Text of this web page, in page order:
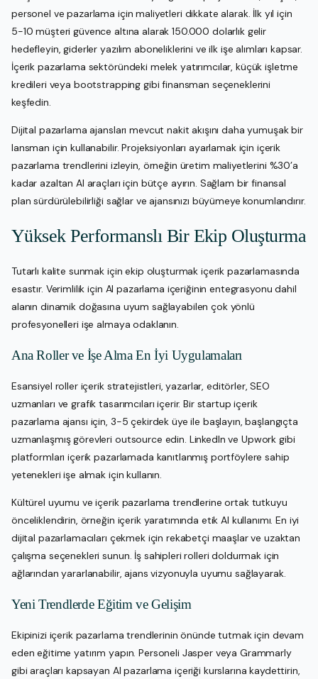
personel ve pazarlama için maliyetleri dikkate alarak. İlk yıl için
5-10 müşteri güvence altına alarak 150.000 dolarlık gelir
hedefleyin, giderler yazılım aboneliklerini ve ilk işe alımları kapsar.
İçerik pazarlama sektöründeki melek yatırımcılar, küçük işletme
kredileri veya bootstrapping gibi finansman seçeneklerini
keşfedin.
Dijital pazarlama ajansları mevcut nakit akışını daha yumuşak bir
lansman için kullanabilir. Projeksiyonları ayarlamak için içerik
pazarlama trendlerini izleyin, örneğin üretim maliyetlerini %30’a
kadar azaltan AI araçları için bütçe ayırın. Sağlam bir finansal
plan sürdürülebilirliği sağlar ve ajansınızı büyümeye konumlandırır.
Yüksek Performanslı Bir Ekip Oluşturma
Tutarlı kalite sunmak için ekip oluşturmak içerik pazarlamasında
esastır. Verimlilik için AI pazarlama içeriğinin entegrasyonu dahil
alanın dinamik doğasına uyum sağlayabilen çok yönlü
profesyonelleri işe almaya odaklanın.
Ana Roller ve İşe Alma En İyi Uygulamaları
Esansiyel roller içerik stratejistleri, yazarlar, editörler, SEO
uzmanları ve grafik tasarımcıları içerir. Bir startup içerik
pazarlama ajansı için, 3-5 çekirdek üye ile başlayın, başlangıçta
uzmanlaşmış görevleri outsource edin. LinkedIn ve Upwork gibi
platformları içerik pazarlamada kanıtlanmış portföylere sahip
yetenekleri işe almak için kullanın.
Kültürel uyumu ve içerik pazarlama trendlerine ortak tutkuyu
önceliklendirin, örneğin içerik yaratımında etik AI kullanımı. En iyi
dijital pazarlamacıları çekmek için rekabetçi maaşlar ve uzaktan
çalışma seçenekleri sunun. İş sahipleri rolleri doldurmak için
ağlarından yararlanabilir, ajans vizyonuyla uyumu sağlayarak.
Yeni Trendlerde Eğitim ve Gelişim
Ekipinizi içerik pazarlama trendlerinin önünde tutmak için devam
eden eğitime yatırım yapın. Personeli Jasper veya Grammarly
gibi araçları kapsayan AI pazarlama içeriği kurslarına kaydettirin,